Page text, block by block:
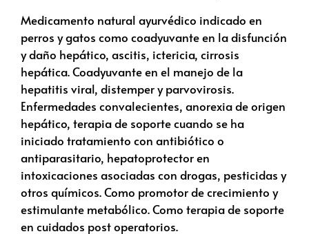
Medicamento natural ayurvédico indicado en
perros y gatos como coadyuvante en la disfunción
y daño hepático, ascitis, ictericia, cirrosis
hepática. Coadyuvante en el manejo de la
hepatitis viral, distemper y parvovirosis.
Enfermedades convalecientes, anorexia de origen
hepático, terapia de soporte cuando se ha
iniciado tratamiento con antibiótico o
antiparasitario, hepatoprotector en
intoxicaciones asociadas con drogas, pesticidas y
otros químicos. Como promotor de crecimiento y
estimulante metabólico. Como terapia de soporte
en cuidados post operatorios.